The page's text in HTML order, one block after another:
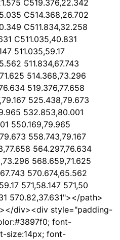
C519.376,22.342
C514.368,26.702
C511.834,32.258
C511.035,40.831
511.035,59.17
511.834,67.743
514.368,73.296
519.376,77.658
525.438,79.673
532.853,80.001
550.169,79.965
558.743,79.167
564.297,76.634
568.659,71.625
570.674,65.562
571,58.147 571,50
570.82,37.631"></path>
div><div style="padding-
font-
size:14px; font-